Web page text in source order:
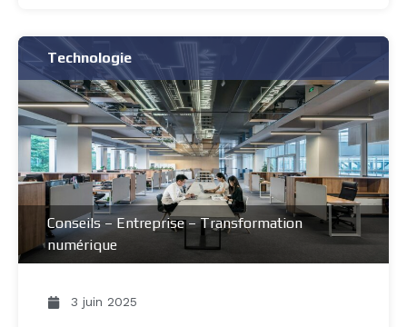
Technologie
Conseils– Entreprise–Transformation
numérique
3 juin 2025